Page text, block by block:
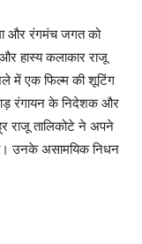
और रंगमंच जगत को
हास्य कलाकार राजू
में एक फिल्म की शूटिंग
रंगायन के निदेशक और
राजू तालिकोटे ने अपने
उनके असामयिक निधन